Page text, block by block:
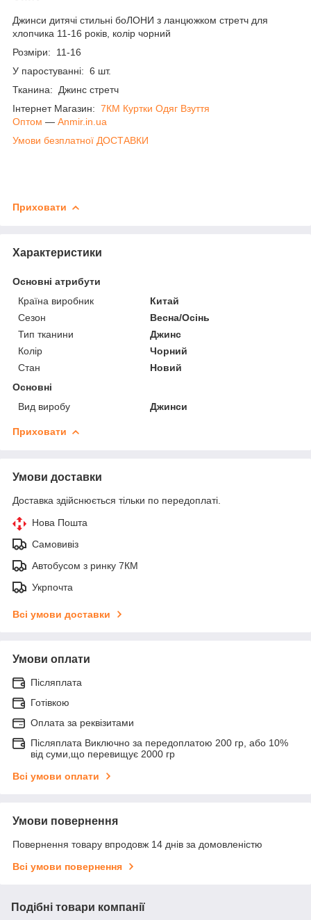
Джинси дитячі стильні боЛОНИ з ланцюжком стретч для
хлопчика 11-16 років, колір чорний
Розміри: 11-16
У паростуванні: 6 шт.
Тканина: Джинс стретч
Інтернет Магазин: 7КМ Куртки Одяг Взуття
Оптом ― Anmir.in.ua
Умови безплатної ДОСТАВКИ
Приховати
Характеристики
Основні атрибути
Країна виробник
Китай
Сезон
Весна/Осінь
Тип тканини
Джинс
Колір
Чорний
Стан
Новий
Основні
Вид виробу
Джинси
Приховати
Умови доставки
Доставка здійснюється тільки по передоплаті.
Нова Пошта
Самовивіз
Автобусом з ринку 7КМ
Укрпочта
Всі умови доставки
Умови оплати
Післяплата
Готівкою
Оплата за реквізитами
Післяплата Виключно за передоплатою 200 гр, або 10%
від суми,що перевищує 2000 гр
Всі умови оплати
Умови повернення
Повернення товару впродовж 14 днів за домовленістю
Всі умови повернення
Подібні товари компанії